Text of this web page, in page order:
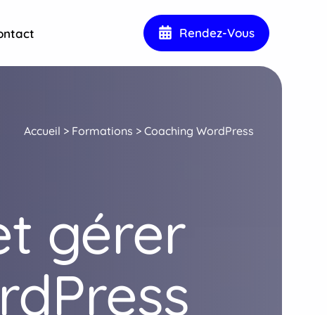
Rendez-Vous
Accueil > Formations > Coaching WordPress
gérer